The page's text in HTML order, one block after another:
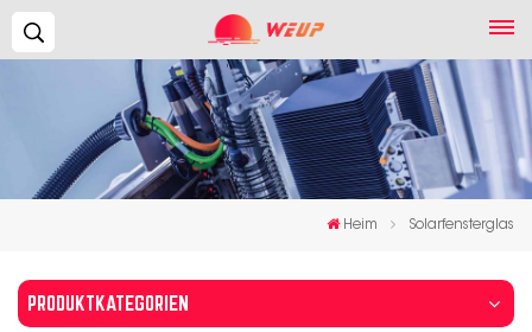
Heim Solarfensterglas
PRODUKTKATEGORIEN